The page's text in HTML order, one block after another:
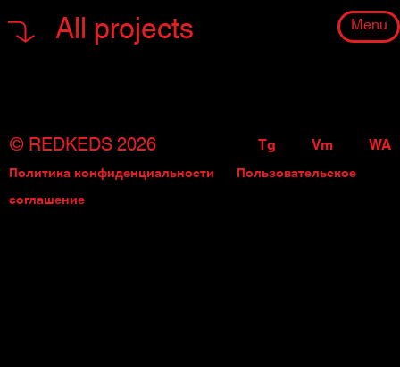
Menu
All projects
© REDKEDS 2026 Tg Vm WA
Политика конфиденциальности
Пользовательское
соглашение